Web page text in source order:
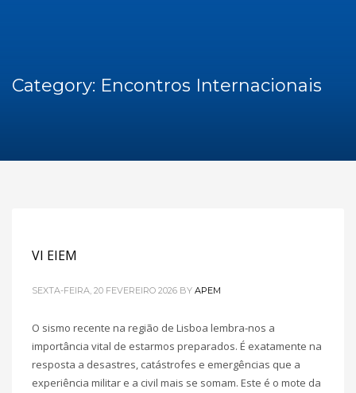
Category: Encontros Internacionais
VI EIEM
SEXTA-FEIRA, 20 FEVEREIRO 2026 BY APEM
O sismo recente na região de Lisboa lembra-nos a
importância vital de estarmos preparados. É exatamente na
resposta a desastres, catástrofes e emergências que a
experiência militar e a civil mais se somam. Este é o mote da